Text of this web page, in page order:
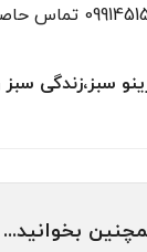
سبز،زندگی
بخوانید...